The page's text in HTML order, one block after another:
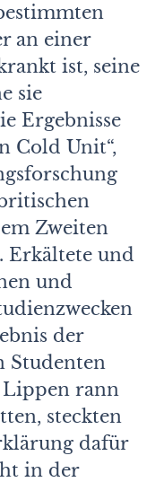
an einer
ist, seine
sie
Ergebnisse
Cold Unit“,
Zweiten
Erkältete und
und
der
Studenten
Lippen rann
steckten
dafür
in der